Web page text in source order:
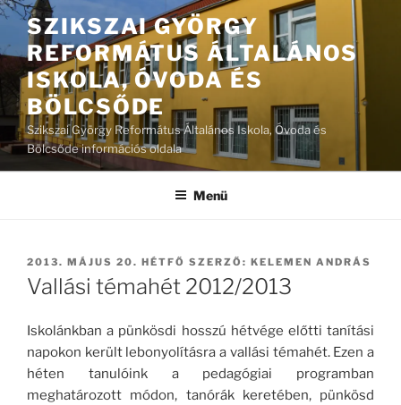
Tartalomhoz
SZIKSZAI GYÖRGY
REFORMÁTUS ÁLTALÁNOS
ISKOLA, ÓVODA ÉS
BÖLCSŐDE
Szikszai György Református Általános Iskola, Óvoda és
Bölcsőde információs oldala
Menü
BEKÜLDVE:
2013. MÁJUS 20. HÉTFŐ SZERZŐ: KELEMEN ANDRÁS
Vallási témahét 2012/2013
Iskolánkban a pünkösdi hosszú hétvége előtti tanítási
napokon került lebonyolításra a vallási témahét. Ezen a
héten tanulóink a pedagógiai programban
meghatározott módon, tanórák keretében, pünkösd